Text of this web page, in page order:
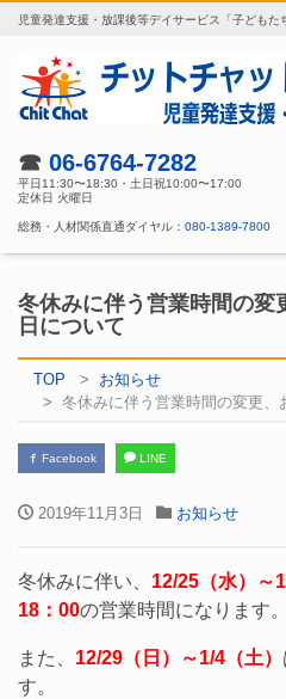
児童発達支援・放課後等デイサービス「子どもた
☎ 06-6764-7282
平日11:30〜18:30・土日祝10:00〜17:00
定休日 火曜日
総務・人材関係直通ダイヤル： 080-1389-7800
冬休みに伴う営業時間の変
日について
TOP
お知らせ
冬休みに伴う営業時間の変更
Facebook LINE
2019年11月3日 お知らせ
冬休みに伴い、 12/25（水）～
18：00の営業時間になります。
また、 12/29（日）～1/4（土）
す。